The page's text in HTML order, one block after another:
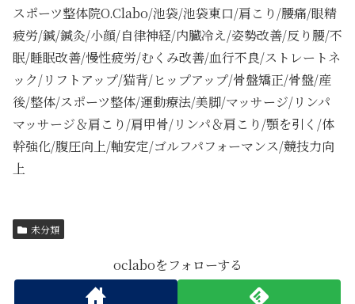
スポーツ整体院O.Clabo/池袋/池袋東口/肩こり/腰痛/眼精
疲労/鍼/鍼灸/小顔/自律神経/内臓冷え/姿勢改善/反り腰/不
眠/睡眠改善/慢性疲労/むくみ改善/血行不良/ストレートネ
ック/リフトアップ/猫背/ヒップアップ/骨盤矯正/骨盤/産
後/整体/スポーツ整体/運動療法/美脚/マッサージ/リンパ
マッサージ＆肩こり/肩甲骨/リンパ＆肩こり/顎を引く/体
幹強化/腹圧向上/軸安定/ゴルフパフォーマンス/競技力向
上
未分類
oclaboをフォローする